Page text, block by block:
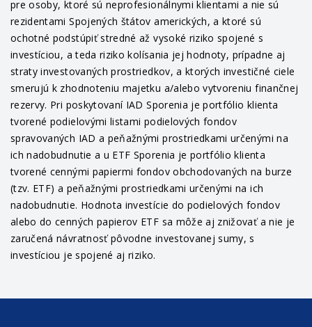
pre osoby, ktoré sú neprofesionálnymi klientami a nie sú
rezidentami Spojených štátov amerických, a ktoré sú
ochotné podstúpiť stredné až vysoké riziko spojené s
investíciou, a teda riziko kolísania jej hodnoty, prípadne aj
straty investovaných prostriedkov, a ktorých investičné ciele
smerujú k zhodnoteniu majetku a/alebo vytvoreniu finančnej
rezervy. Pri poskytovaní IAD Sporenia je portfólio klienta
tvorené podielovými listami podielových fondov
spravovaných IAD a peňažnými prostriedkami určenými na
ich nadobudnutie a u ETF Sporenia je portfólio klienta
tvorené cennými papiermi fondov obchodovaných na burze
(tzv. ETF) a peňažnými prostriedkami určenými na ich
nadobudnutie. Hodnota investície do podielových fondov
alebo do cenných papierov ETF sa môže aj znižovať a nie je
zaručená návratnosť pôvodne investovanej sumy, s
investíciou je spojené aj riziko.